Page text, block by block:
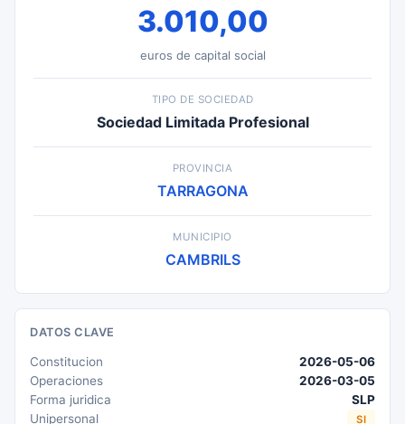
3.010,00
euros de capital social
TIPO DE SOCIEDAD
Sociedad Limitada Profesional
PROVINCIA
TARRAGONA
MUNICIPIO
CAMBRILS
DATOS CLAVE
Constitucion
2026-05-06
Operaciones
2026-03-05
Forma juridica
SLP
Unipersonal
SI